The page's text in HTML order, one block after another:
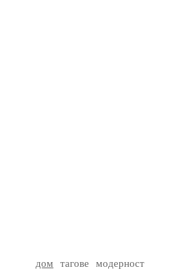
дом тагове модерност